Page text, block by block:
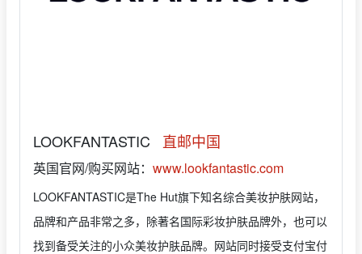
LOOKFANTASTIC 直邮中国
英国官网/购买网站： www.lookfantastic.com
LOOKFANTASTIC是The Hut旗下知名综合美妆护肤网站，
品牌和产品非常之多，除著名国际彩妆护肤品牌外，也可以
找到备受关注的小众美妆护肤品牌。网站同时接受支付宝付